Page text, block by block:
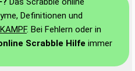
Definitionen und
. Bei Fehlern oder in
Scrabble Hilfe immer